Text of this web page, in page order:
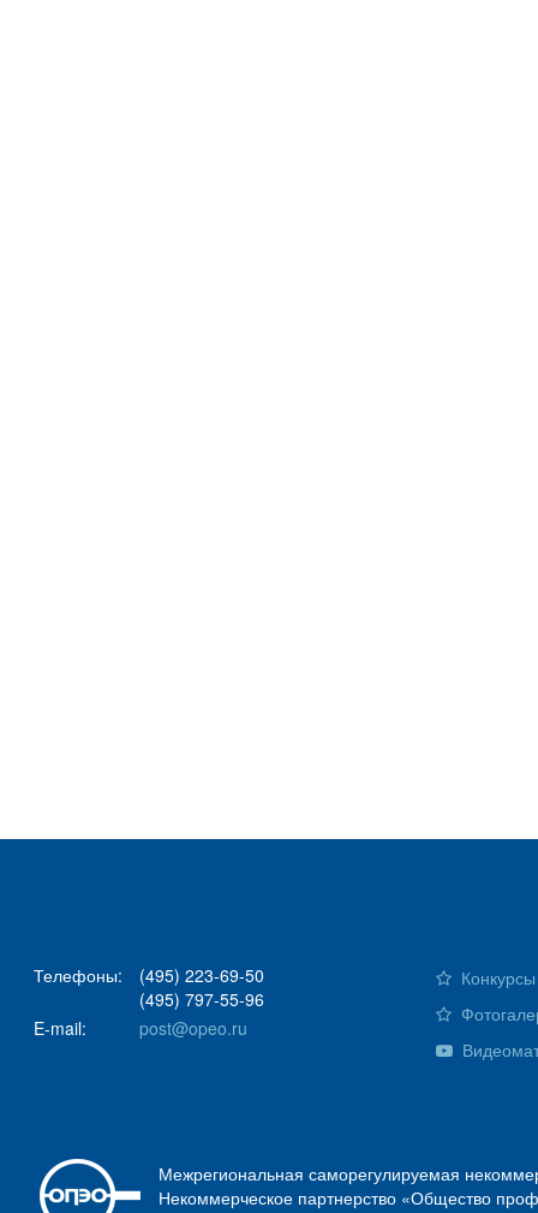
Телефоны:
(495) 223-69-50
(495) 797-55-96
E-mail:
post@opeo.ru
Межрегиональная саморегулируемая
Некоммерческое партнерство «Общество